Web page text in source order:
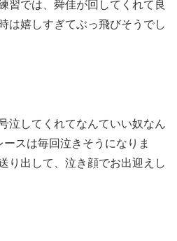
習では、舜佳が回してくれて良
は嬉しすぎてぶっ飛びそうでし
・光
泣してくれてなんていい奴なん
ースは毎回泣きそうになりま
り出して、泣き顔でお出迎えし
郎